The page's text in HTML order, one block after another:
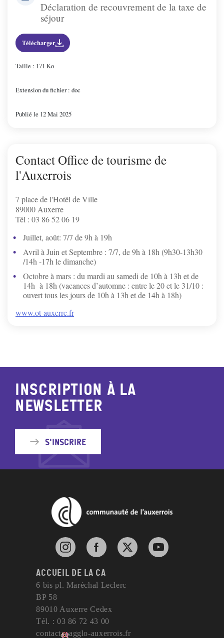
Déclaration de recouvrement de la taxe de
séjour
Télécharger
Taille : 171 Ko
Extension du fichier : doc
Publié le 12 Mai 2025
Contact Office de tourisme de
l'Auxerrois
7 place de l'Hotêl de Ville
89000 Auxerre
Tél : 03 86 52 06 19
Juillet, août: 7/7 de 9h à 19h
Avril à Juin et Septembre : 7/7, de 9h à 18h (9h30-13h30
/14h -17h le dimanche)
Octobre à mars : du mardi au samedi de 10h à 13h et de
14h à 18h (vacances d’automne : entre le 20 et le 31/10 :
ouvert tous les jours de 10h à 13h et de 14h à 18h)
www.ot-auxerre.fr
Inscription à la
newsletter
S'inscrire
Instagram de l'agglomération d'Auxerre
Facebook de l'agglomération d'Auxerre
X de l'agglomération
YouTube de
Accueil de la CA
6 bis pl. Maréchal Leclerc
BP 58
89010 Auxerre Cedex
Tél. : 03 86 72 43 00
contact
agglo-auxerrois.fr